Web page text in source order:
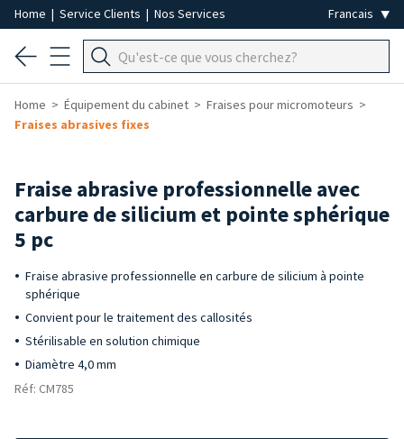
Home | Service Clients | Nos Services
Home Équipement du cabinet
Fraises pour micromoteurs
Fraises abrasives fixes
Fraise abrasive professionnelle avec
carbure de silicium et pointe sphérique
5 pc
Fraise abrasive professionnelle en carbure de silicium à pointe
sphérique
Convient pour le traitement des callosités
Stérilisable en solution chimique
Diamètre 4,0 mm
Réf: CM785